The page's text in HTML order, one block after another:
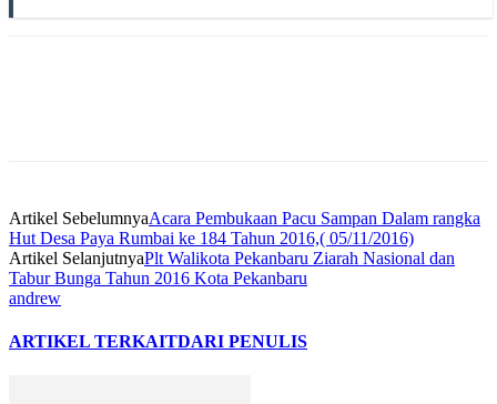
Artikel SebelumnyaAcara Pembukaan Pacu Sampan Dalam rangka
Hut Desa Paya Rumbai ke 184 Tahun 2016,( 05/11/2016)
Artikel SelanjutnyaPlt Walikota Pekanbaru Ziarah Nasional dan
Tabur Bunga Tahun 2016 Kota Pekanbaru
andrew
ARTIKEL TERKAITDARI PENULIS